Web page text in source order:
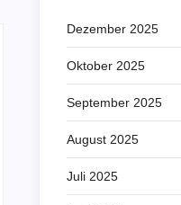
Dezember 2025
Oktober 2025
September 2025
August 2025
Juli 2025